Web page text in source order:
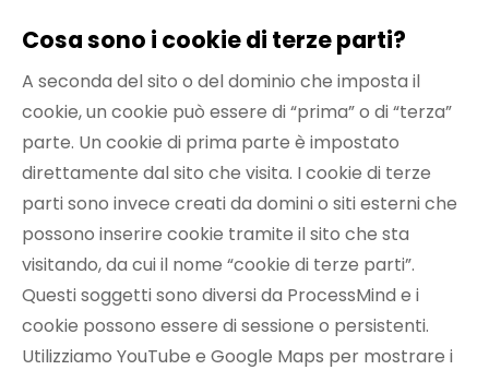
Cosa sono i cookie di terze parti?
A seconda del sito o del dominio che imposta il
cookie, un cookie può essere di “prima” o di “terza”
parte. Un cookie di prima parte è impostato
direttamente dal sito che visita. I cookie di terze
parti sono invece creati da domini o siti esterni che
possono inserire cookie tramite il sito che sta
visitando, da cui il nome “cookie di terze parti”.
Questi soggetti sono diversi da ProcessMind e i
cookie possono essere di sessione o persistenti.
Utilizziamo YouTube e Google Maps per mostrare i